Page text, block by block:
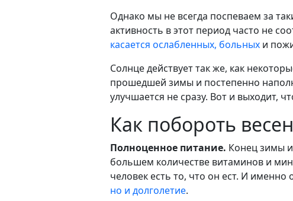
Однако мы не всегда поспеваем за
активность в этот период часто не
касается ослабленных, больных и
Солнце действует так же, как
прошедшей зимы и постепенно
улучшается не сразу. Вот и выходит,
Как побороть
Полноценное питание. Конец зимы
большем количестве витаминов и
человек есть то, что он ест. И именно
но и долголетие.